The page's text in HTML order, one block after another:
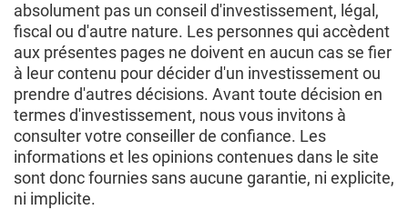
absolument pas un conseil d'investissement, légal,
fiscal ou d'autre nature. Les personnes qui accèdent
aux présentes pages ne doivent en aucun cas se fier
à leur contenu pour décider d'un investissement ou
prendre d'autres décisions. Avant toute décision en
termes d'investissement, nous vous invitons à
consulter votre conseiller de confiance. Les
informations et les opinions contenues dans le site
sont donc fournies sans aucune garantie, ni explicite,
ni implicite.